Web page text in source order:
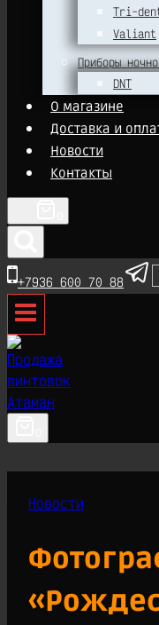
Tri-
Valiant
Приборы
DNT
О магазине
Доставка и
Новости
Контакты
+7936 600 70 88
Новости